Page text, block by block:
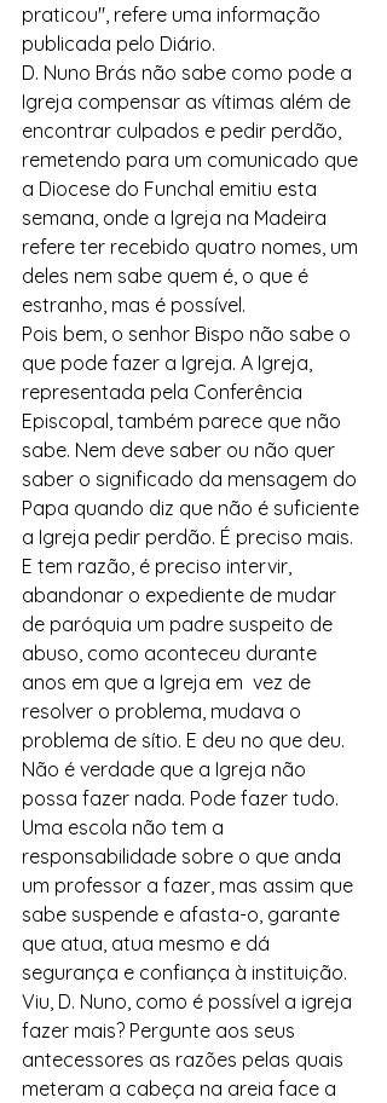
praticou", refere uma informação
publicada pelo Diário.
D. Nuno Brás não sabe como pode a
Igreja compensar as vítimas além de
encontrar culpados e pedir perdão,
remetendo para um comunicado que
a Diocese do Funchal emitiu esta
semana, onde a Igreja na Madeira
refere ter recebido quatro nomes, um
deles nem sabe quem é, o que é
estranho, mas é possível.
Pois bem, o senhor Bispo não sabe o
que pode fazer a Igreja. A Igreja,
representada pela Conferência
Episcopal, também parece que não
sabe. Nem deve saber ou não quer
saber o significado da mensagem do
Papa quando diz que não é suficiente
a Igreja pedir perdão. É preciso mais.
E tem razão, é preciso intervir,
abandonar o expediente de mudar
de paróquia um padre suspeito de
abuso, como aconteceu durante
anos em que a Igreja em  vez de
resolver o problema, mudava o
problema de sítio. E deu no que deu.
Não é verdade que a Igreja não
possa fazer nada. Pode fazer tudo.
Uma escola não tem a
responsabilidade sobre o que anda
um professor a fazer, mas assim que
sabe suspende e afasta-o, garante
que atua, atua mesmo e dá
segurança e confiança à instituição.
Viu, D. Nuno, como é possível a igreja
fazer mais? Pergunte aos seus
antecessores as razões pelas quais
meteram a cabeça na areia face a